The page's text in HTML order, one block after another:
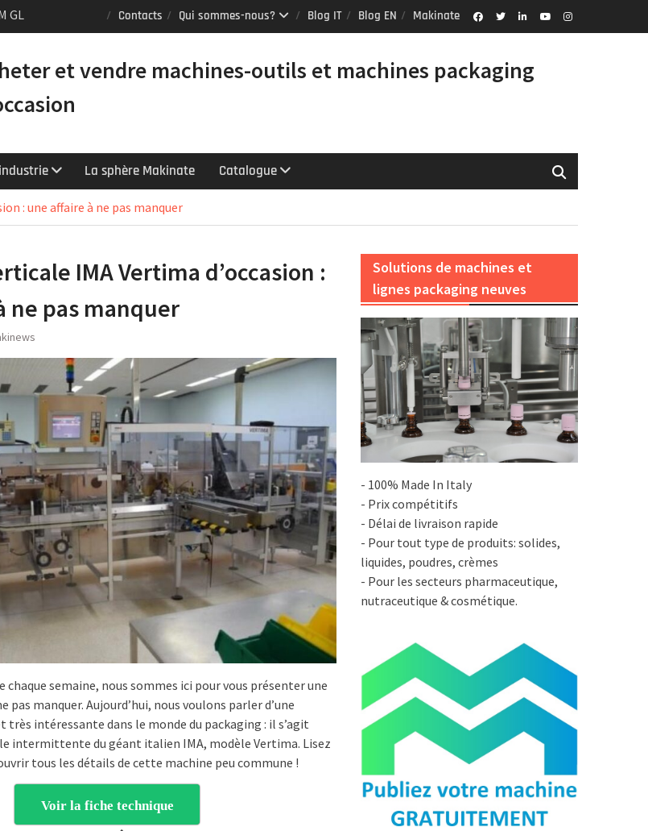
GL
Contacts Qui sommes-nous? Blog IT Blog EN Makinate
et vendre machines-outils et machines packaging
La sphère Makinate Catalogue
: une affaire à ne pas manquer
IMA Vertima d’occasion :
ne pas manquer
chaque semaine, nous sommes ici pour vous présenter une
manquer. Aujourd’hui, nous voulons parler d’une
intéressante dans le monde du packaging : il s’agit
intermittente du géant italien IMA, modèle Vertima. Lisez
tous les détails de cette machine peu commune !
Voir la fiche technique
Solutions de machines et
lignes packaging neuves
- 100% Made In Italy
- Prix compétitifs
- Délai de livraison rapide
- Pour tout type de produits: solides,
liquides, poudres, crèmes
- Pour les secteurs pharmaceutique,
nutraceutique & cosmétique.